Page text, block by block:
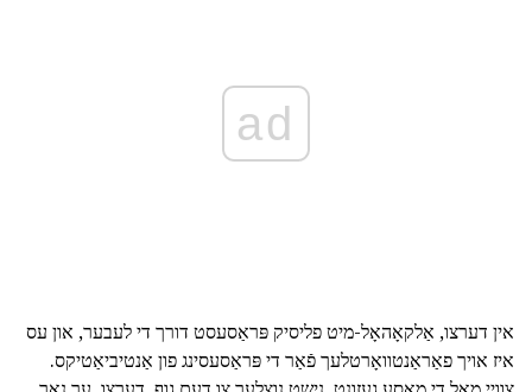
ad
אין דערצו, אַלקאָהאָל-מיט פליסיק פּראַסעסט דורך די לעבער, און עס
איז אויך פאַראַנטוואָרטלעך פֿאַר די פּראַסעסינג פון אַנטיביאַטיקס.